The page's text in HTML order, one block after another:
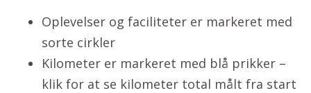
Oplevelser og faciliteter er markeret med
sorte cirkler
Kilometer er markeret med blå prikker –
klik for at se kilometer total målt fra start